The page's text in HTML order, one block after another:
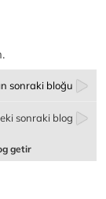
sonraki bloğu
sonraki blog
getir